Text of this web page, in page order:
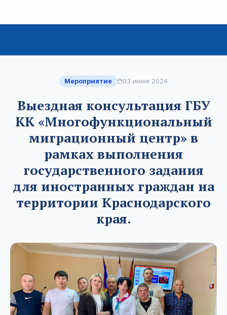
Мероприятие 03 июня 2024
Выездная консультация ГБУ
КК «Многофункциональный
миграционный центр» в
рамках выполнения
государственного задания
для иностранных граждан на
территории Краснодарского
края.